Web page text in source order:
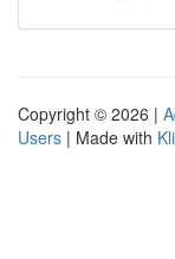
Copyright © 2026 |
Users | Made with